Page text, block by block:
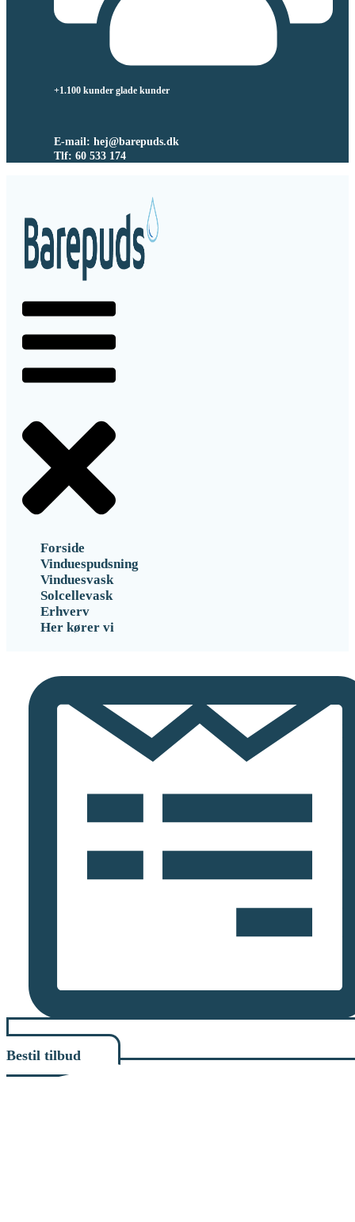
+1.100 kunder glade kunder
E-mail: hej@barepuds.dk
Tlf: 60 533 174
Forside
Vinduespudsning
Vinduesvask
Solcellevask
Erhverv
Her kører vi
Bestil tilbud